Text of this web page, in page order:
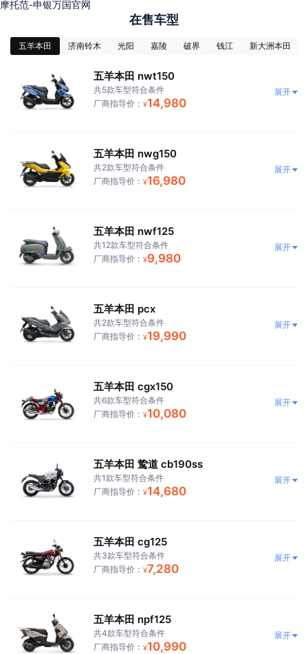
摩托范-申银万国官网
在售车型
五羊本田 济南铃木 光阳 嘉陵 破界 钱江 新大洲本田
五羊本田 nwt150
共5款车型符合条件
厂商指导价： ¥14,980
展开
五羊本田 nwg150
共2款车型符合条件
厂商指导价： ¥16,980
展开
五羊本田 nwf125
共12款车型符合条件
厂商指导价： ¥9,980
展开
五羊本田 pcx
共2款车型符合条件
厂商指导价： ¥19,990
展开
五羊本田 cgx150
共6款车型符合条件
厂商指导价： ¥10,080
展开
五羊本田 鸷道 cb190ss
共1款车型符合条件
厂商指导价： ¥14,680
展开
五羊本田 cg125
共3款车型符合条件
厂商指导价： ¥7,280
展开
五羊本田 npf125
共4款车型符合条件
厂商指导价： ¥10,990
展开